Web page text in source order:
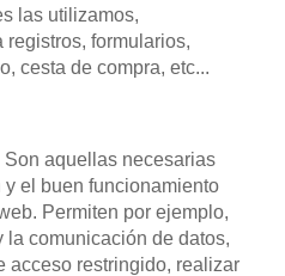
las utilizamos,
registros, formularios,
cesta de compra, etc...
Son aquellas necesarias
el buen funcionamiento
Permiten por ejemplo,
la comunicación de datos,
acceso restringido, realizar